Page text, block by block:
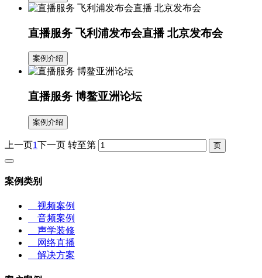
直播服务 飞利浦发布会直播 北京发布会
案例介绍
直播服务 博鳌亚洲论坛
案例介绍
上一页1下一页 转至第
案例类别
视频案例
音频案例
声学装修
网络直播
解决方案